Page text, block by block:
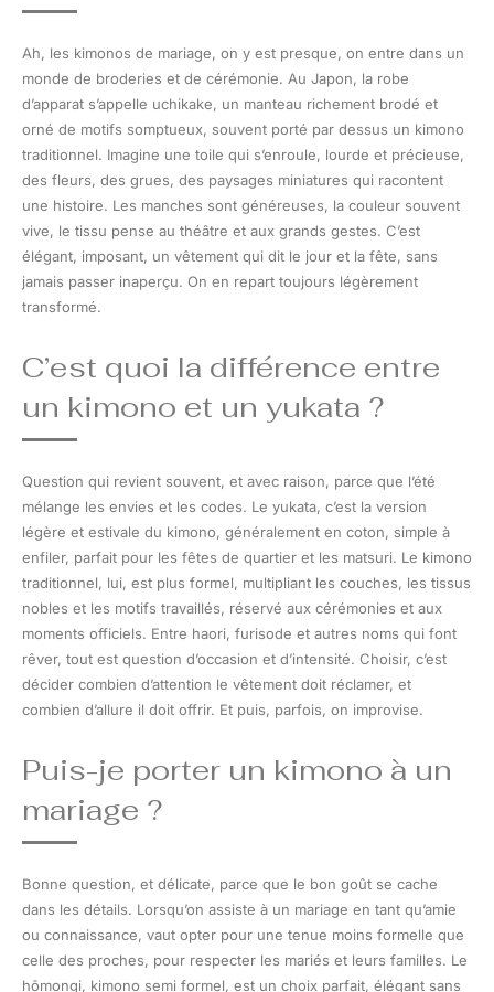
Ah, les kimonos de mariage, on y est presque, on entre dans un
monde de broderies et de cérémonie. Au Japon, la robe
d’apparat s’appelle uchikake, un manteau richement brodé et
orné de motifs somptueux, souvent porté par dessus un kimono
traditionnel. Imagine une toile qui s’enroule, lourde et précieuse,
des fleurs, des grues, des paysages miniatures qui racontent
une histoire. Les manches sont généreuses, la couleur souvent
vive, le tissu pense au théâtre et aux grands gestes. C’est
élégant, imposant, un vêtement qui dit le jour et la fête, sans
jamais passer inaperçu. On en repart toujours légèrement
transformé.
C’est quoi la différence entre
un kimono et un yukata ?
Question qui revient souvent, et avec raison, parce que l’été
mélange les envies et les codes. Le yukata, c’est la version
légère et estivale du kimono, généralement en coton, simple à
enfiler, parfait pour les fêtes de quartier et les matsuri. Le kimono
traditionnel, lui, est plus formel, multipliant les couches, les tissus
nobles et les motifs travaillés, réservé aux cérémonies et aux
moments officiels. Entre haori, furisode et autres noms qui font
rêver, tout est question d’occasion et d’intensité. Choisir, c’est
décider combien d’attention le vêtement doit réclamer, et
combien d’allure il doit offrir. Et puis, parfois, on improvise.
Puis-je porter un kimono à un
mariage ?
Bonne question, et délicate, parce que le bon goût se cache
dans les détails. Lorsqu’on assiste à un mariage en tant qu’amie
ou connaissance, vaut opter pour une tenue moins formelle que
celle des proches, pour respecter les mariés et leurs familles. Le
hōmongi, kimono semi formel, est un choix parfait, élégant sans